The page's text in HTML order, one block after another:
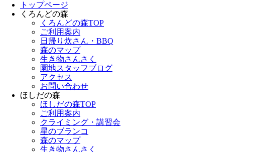
トップページ
くろんどの森
くろんどの森TOP
ご利用案内
日帰り炊さん・BBQ
森のマップ
生き物さんさく
園地スタッフブログ
アクセス
お問い合わせ
ほしだの森
ほしだの森TOP
ご利用案内
クライミング・講習会
星のブランコ
森のマップ
生き物さんさく